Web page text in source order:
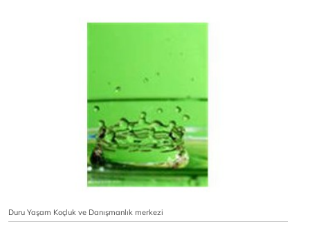
Duru Yaşam Koçluk ve Danışmanlık merkezi